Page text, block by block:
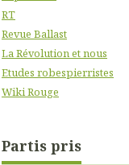
RT
Revue Ballast
La Révolution et nous
Etudes robespierristes
Wiki Rouge
Partis pris